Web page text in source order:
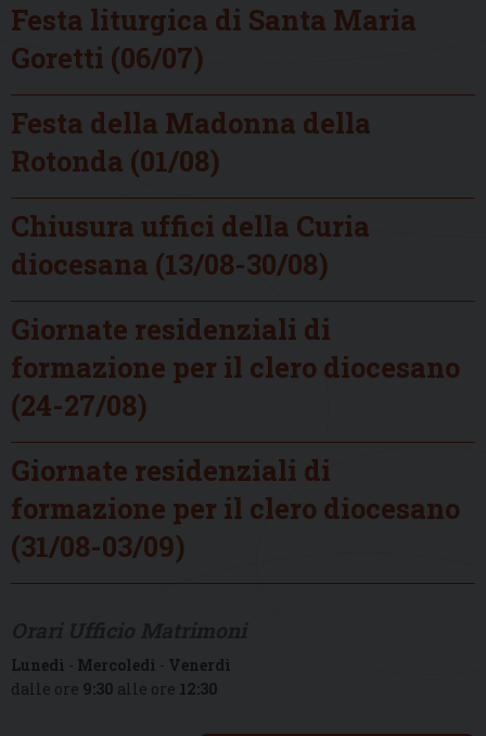
Festa liturgica di Santa Maria
Goretti (06/07)
Festa della Madonna della
Rotonda (01/08)
Chiusura uffici della Curia
diocesana (13/08-30/08)
Giornate residenziali di
formazione per il clero diocesano
(24-27/08)
Giornate residenziali di
formazione per il clero diocesano
(31/08-03/09)
Lunedì - Mercoledì - Venerdì
dalle ore 9:30 alle ore 12:30